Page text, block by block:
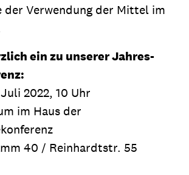
der Verwendung der Mittel im
ein zu unserer Jahres-
2022, 10 Uhr
im Haus der
40 / Reinhardtstr. 55